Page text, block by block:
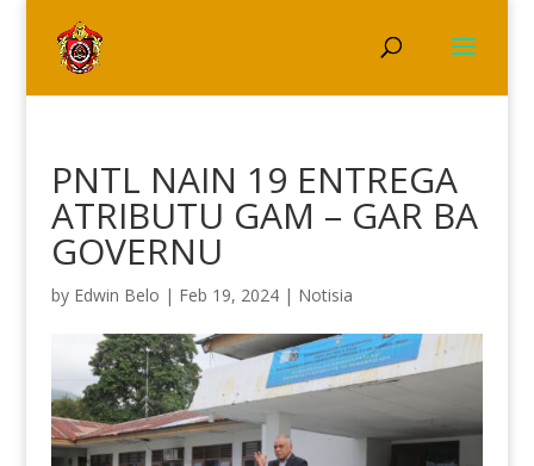
PNTL NAIN 19 ENTREGA
ATRIBUTU GAM – GAR BA
GOVERNU
by Edwin Belo | Feb 19, 2024| Notisia